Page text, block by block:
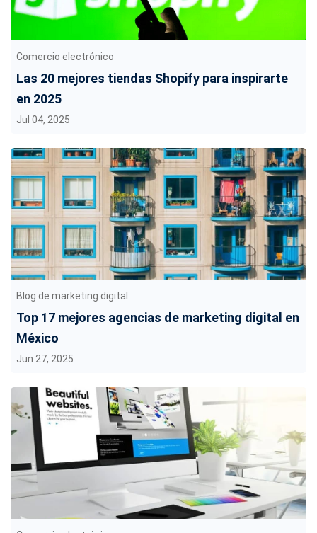
Comercio electrónico
Las 20 mejores tiendas Shopify para inspirarte
en 2025
Jul 04, 2025
Blog de marketing digital
Top 17 mejores agencias de marketing digital en
México
Jun 27, 2025